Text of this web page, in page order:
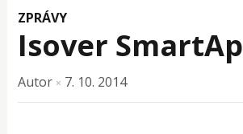
ZPRÁVY
Isover
Autor × 7. 10. 2014